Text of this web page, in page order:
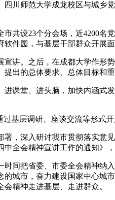
川师范大学成龙校区与城乡
共设23个分会场，近4200名
件园，与基层干部群众开展面
讲。之后，在成都大学作形
出的总体要求、总体目标和重
课堂、进头脑，加快内涵式
基层调研、座谈交流等形式开
，深入研讨我市贯彻落实意
全会精神宣讲工作的通知》
间把省委、市委全会精神纳
城市，奋力建设国家中心城
精神走进基层、走进群众。